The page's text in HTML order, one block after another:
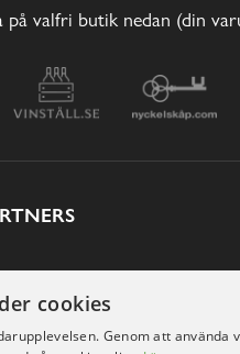
valfri butik nedan (din
cookies
Genom att använda